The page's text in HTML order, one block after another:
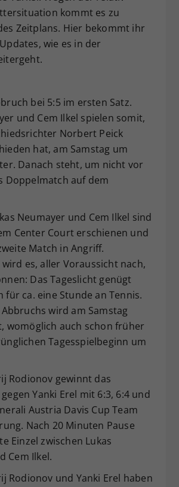
kommt es zu
Zeitplans. Hier bekommt ihr
wie es in der
bei 5:5 im ersten Satz.
und Cem Ilkel spielen somit,
Norbert Peick
hat, am Samstag um
Danach steht, um nicht vor
Doppelmatch auf dem
Neumayer und Cem Ilkel sind
Center Court erschienen und
Match in Angriff.
es, aller Voraussicht nach,
Das Tageslicht genügt
für ca. eine Stunde an Tennis.
Abbruchs wird am Samstag
womöglich auch schon früher
Tagesspielbeginn um
Rodionov gewinnt das
Yanki Erel mit 6:3, 6:4 und
Austria Davis Cup Team
Nach 20 Minuten Pause
Einzel zwischen Lukas
Cem Ilkel.
Rodionov und Yanki Erel haben
Wert speichert Ihre Consent-
Unter anderem eine
generierte ID, für die
historische Speicherung Ihrer
vorgenommen Einstellungen, falls der